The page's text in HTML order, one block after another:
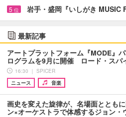
5 位 岩手・盛岡『いしがき
最新記事
アートプラットフォーム『MODE』
ログラムを9月に開催 ロード・スパ
16:30 ｜ SPICER
ニュース
音楽
画史を変えた旋律が、名場面ととも
ン×オーケストラで体感するジョン